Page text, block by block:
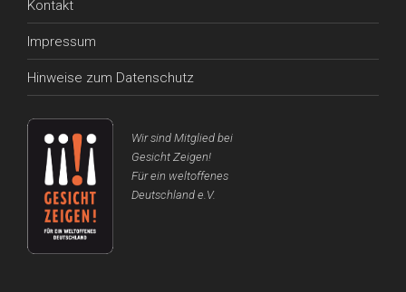
Kontakt
Impressum
Hinweise zum Datenschutz
Wir sind Mitglied bei
Gesicht Zeigen!
Für ein weltoffenes
Deutschland e.V.